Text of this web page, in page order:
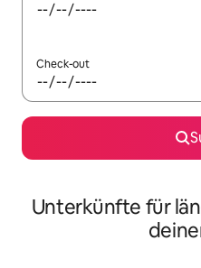
Check-out
Unterkünfte für